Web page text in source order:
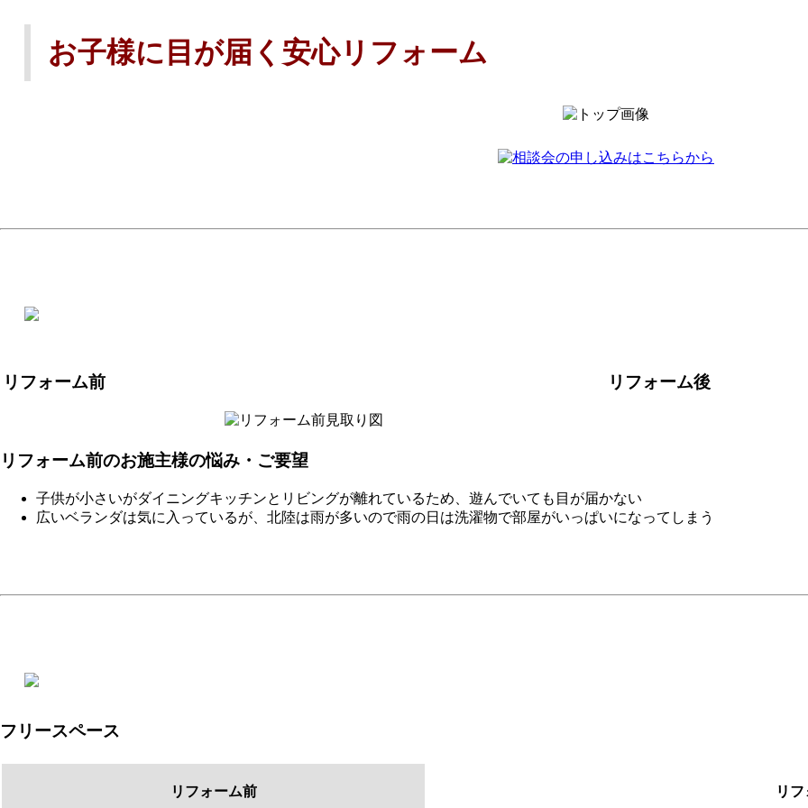
お子様に目が届く安心リフォーム
リフォーム前 リフォーム後
リフォーム前のお施主様の悩み・ご要望
子供が小さいがダイニングキッチンとリビングが離れているため、遊んでいても目が届かない
広いベランダは気に入っているが、北陸は雨が多いので雨の日は洗濯物で部屋がいっぱいになってしまう
フリースペース
リフォーム前 リ